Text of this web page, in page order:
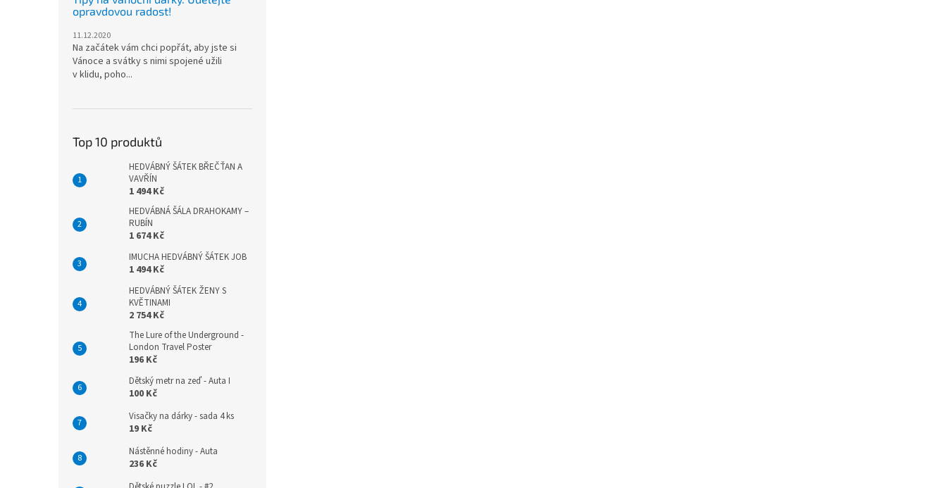
opravdovou radost!
11.12.2020
Na začátek vám chci popřát, aby jste si
Vánoce a svátky s nimi spojené užili
v klidu, poho...
Top 10 produktů
HEDVÁBNÝ ŠÁTEK BŘEČŤAN A
VAVŘÍN
1 494 Kč
HEDVÁBNÁ ŠÁLA DRAHOKAMY –
RUBÍN
1 674 Kč
IMUCHA HEDVÁBNÝ ŠÁTEK JOB
1 494 Kč
HEDVÁBNÝ ŠÁTEK ŽENY S
KVĚTINAMI
2 754 Kč
The Lure of the Underground -
London Travel Poster
196 Kč
Dětský metr na zeď - Auta I
100 Kč
Visačky na dárky - sada 4 ks
19 Kč
Nástěnné hodiny - Auta
236 Kč